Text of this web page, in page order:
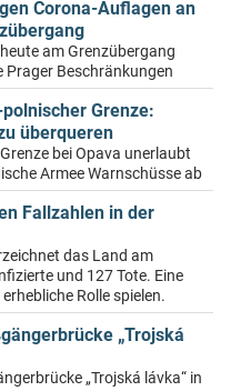
Corona-Auflagen an
am Grenzübergang
Prager Beschränkungen
Grenze:
überqueren
bei Opava unerlaubt
Armee Warnschüsse ab
Fallzahlen in der
das Land am
und 127 Tote. Eine
Rolle spielen.
„Trojská
„Trojská lávka“ in